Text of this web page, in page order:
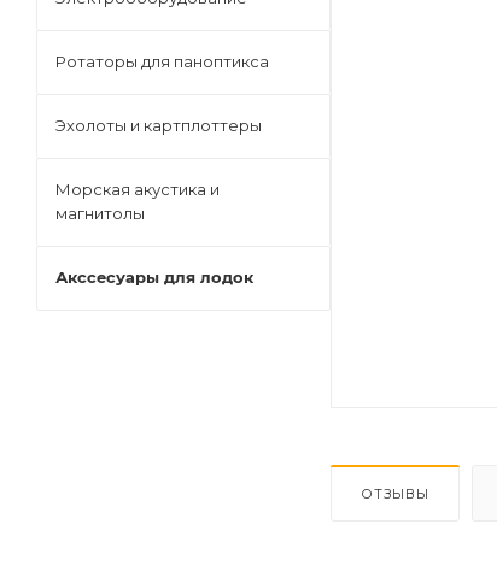
ОТЗЫВЫ
Ротаторы для паноптикса
Эхолоты и картплоттеры
Морская акустика и
магнитолы
Акссесуары для лодок